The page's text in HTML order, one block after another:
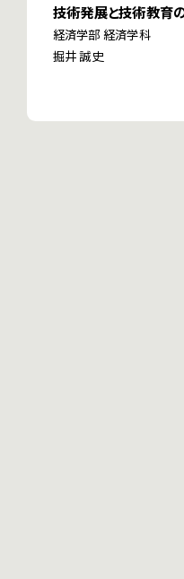
技術発展と技術教育
経済学部 経済学科
掘井 誠史